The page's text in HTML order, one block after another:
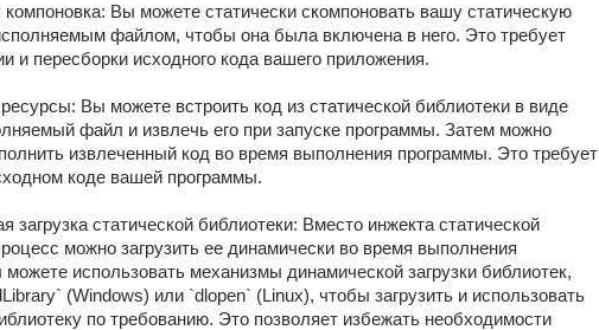
компоновка: Вы можете статически скомпоновать вашу статическую
файлом, чтобы она была включена в него. Это требует
и пересборки исходного кода вашего приложения.
Вы можете встроить код из статической библиотеки в виде
файл и извлечь его при запуске программы. Затем можно
извлеченный код во время выполнения программы. Это требует
коде вашей программы.
загрузка статической библиотеки: Вместо инжекта статической
можно загрузить ее динамически во время выполнения
использовать механизмы динамической загрузки библиотек,
(Windows) или `dlopen` (Linux), чтобы загрузить и использовать
по требованию. Это позволяет избежать необходимости